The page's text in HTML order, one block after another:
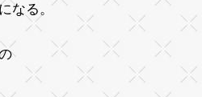
なる。